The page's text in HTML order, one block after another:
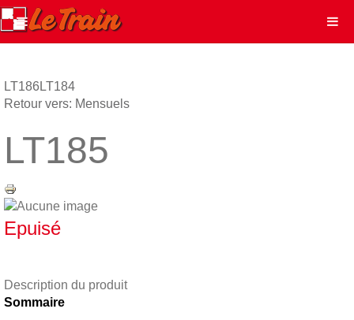
LT186 LT184
Retour vers: Mensuels
LT185
Epuisé
Description du produit
Sommaire